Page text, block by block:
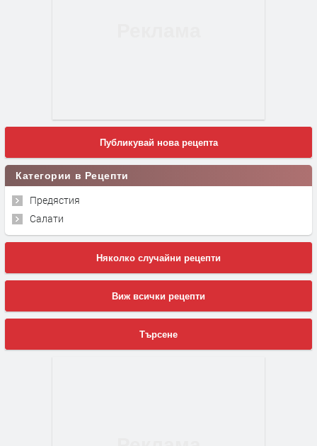
Публикувай нова рецепта
Категории в Рецепти
Предястия
Салати
Няколко случайни рецепти
Виж всички рецепти
Търсене